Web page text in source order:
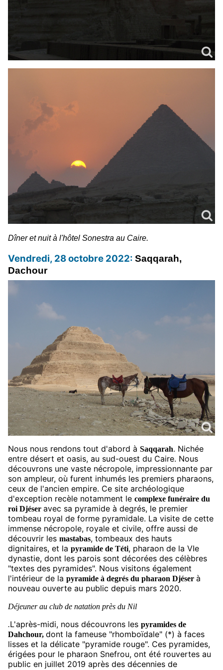
Dîner et nuit à l'hôtel Sonestra au Caire.
Vendredi, 28 octobre 2022: Saqqarah,
Dachour
Nous nous rendons tout d'abord à Saqqarah. Nichée
entre désert et oasis, au sud-ouest du Caire. Nous
découvrons une vaste nécropole, impressionnante par
son ampleur, où furent inhumés les premiers pharaons,
ceux de l'ancien empire. Ce site archéologique
d'exception recèle notamment le complexe funéraire du
roi Djéser avec sa pyramide à degrés, le premier
tombeau royal de forme pyramidale. La visite de cette
immense nécropole, royale et civile, offre aussi de
découvrir les mastabas, tombeaux des hauts
dignitaires, et la pyramide de Téti, pharaon de la VIe
dynastie, dont les parois sont décorées des célèbres
"textes des pyramides". Nous visitons également
l'intérieur de la pyramide à degrés du pharaon Djéser à
nouveau ouverte au public depuis mars 2020.
Déjeuner au club de natation près du Nil
.L'après-midi, nous découvrons les pyramides de
Dahchour, dont la fameuse "rhomboïdale" (*) à faces
lisses et la délicate "pyramide rouge". Ces pyramides,
érigées pour le pharaon Snefrou, ont été rouvertes au
public en juillet 2019 après des décennies de